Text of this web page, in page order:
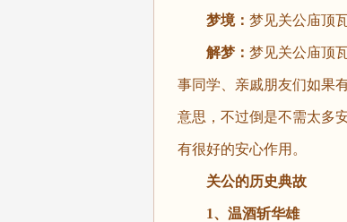
梦境： 梦见关公庙顶
解梦： 梦见关公庙顶
事同学、亲戚朋友们如果
意思，不过倒是不需太多
有很好的安心作用。
关公的历史典故
1、温酒斩华雄